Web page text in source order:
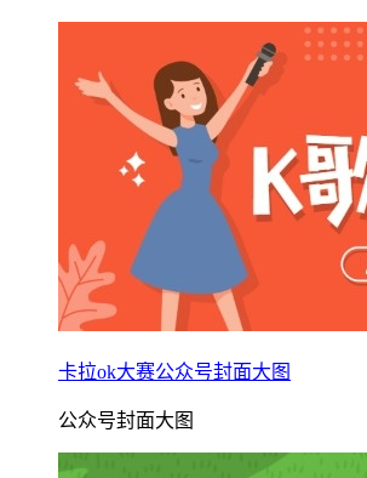
卡拉ok大赛公众号封面大图
公众号封面大图